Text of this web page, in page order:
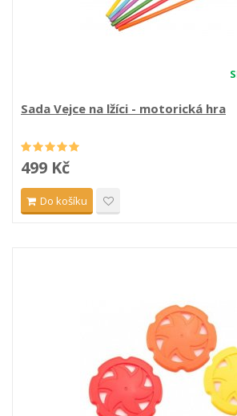
Sada Vejce na lžíci - motorická hra
499 Kč
Do košíku